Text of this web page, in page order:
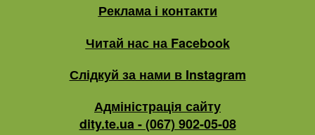
Реклама і контакти
Читай нас на Facebook
Слідкуй за нами в Instagram
Адміністрація сайту
dity.te.ua - (067) 902-05-08